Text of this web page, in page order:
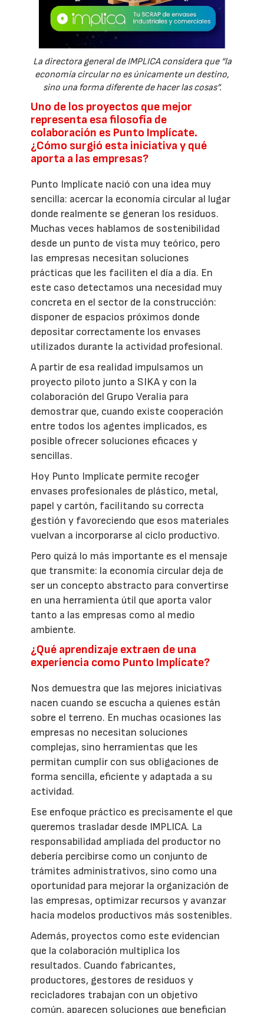
La directora general de IMPLICA considera que “la
economía circular no es únicamente un destino,
sino una forma diferente de hacer las cosas”.
Uno de los proyectos que mejor
representa esa filosofía de
colaboración es Punto Implícate.
¿Cómo surgió esta iniciativa y qué
aporta a las empresas?
Punto Implícate nació con una idea muy
sencilla: acercar la economía circular al lugar
donde realmente se generan los residuos.
Muchas veces hablamos de sostenibilidad
desde un punto de vista muy teórico, pero
las empresas necesitan soluciones
prácticas que les faciliten el día a día. En
este caso detectamos una necesidad muy
concreta en el sector de la construcción:
disponer de espacios próximos donde
depositar correctamente los envases
utilizados durante la actividad profesional.
A partir de esa realidad impulsamos un
proyecto piloto junto a SIKA y con la
colaboración del Grupo Veralia para
demostrar que, cuando existe cooperación
entre todos los agentes implicados, es
posible ofrecer soluciones eficaces y
sencillas.
Hoy Punto Implícate permite recoger
envases profesionales de plástico, metal,
papel y cartón, facilitando su correcta
gestión y favoreciendo que esos materiales
vuelvan a incorporarse al ciclo productivo.
Pero quizá lo más importante es el mensaje
que transmite: la economía circular deja de
ser un concepto abstracto para convertirse
en una herramienta útil que aporta valor
tanto a las empresas como al medio
ambiente.
¿Qué aprendizaje extraen de una
experiencia como Punto Implícate?
Nos demuestra que las mejores iniciativas
nacen cuando se escucha a quienes están
sobre el terreno. En muchas ocasiones las
empresas no necesitan soluciones
complejas, sino herramientas que les
permitan cumplir con sus obligaciones de
forma sencilla, eficiente y adaptada a su
actividad.
Ese enfoque práctico es precisamente el que
queremos trasladar desde IMPLICA. La
responsabilidad ampliada del productor no
debería percibirse como un conjunto de
trámites administrativos, sino como una
oportunidad para mejorar la organización de
las empresas, optimizar recursos y avanzar
hacia modelos productivos más sostenibles.
Además, proyectos como este evidencian
que la colaboración multiplica los
resultados. Cuando fabricantes,
productores, gestores de residuos y
recicladores trabajan con un objetivo
común, aparecen soluciones que benefician